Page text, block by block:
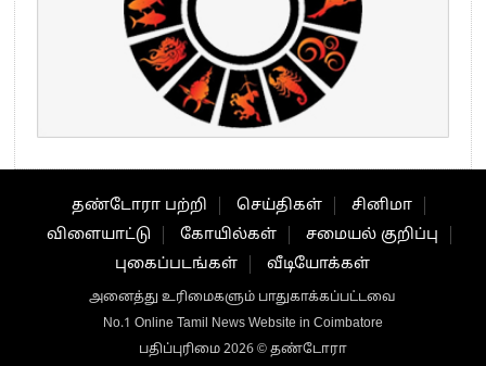
தண்டோரா பற்றி செய்திகள்
சினிமா
விளையாட்டு
கோயில்கள்
சமையல் குறிப்பு
புகைப்படங்கள்
வீடியோக்கள்
அனைத்து உரிமைகளும் பாதுகாக்கப்பட்டவை
No.1 Online Tamil News Website in Coimbatore
பதிப்புரிமை 2026 © தண்டோரா